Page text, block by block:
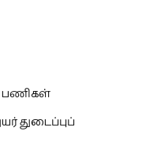
பணிகள்
துடைப்புப்